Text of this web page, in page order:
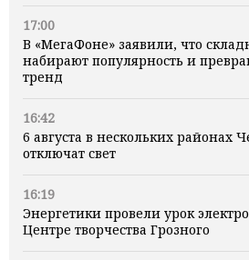
17:00
В «МегаФоне» заявили, что
набирают популярность и
тренд
16:42
6 августа в нескольких районах
отключат свет
16:19
Энергетики провели урок
Центре творчества Грозного